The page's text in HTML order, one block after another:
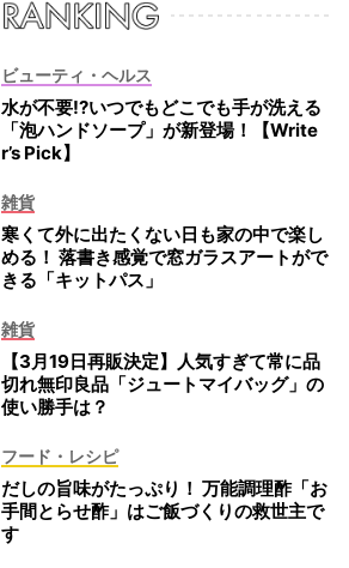
ビューティ・ヘルス
水が不要!?いつでもどこでも手が洗える
「泡ハンドソープ」が新登場！【Write
r’s Pick】
雑貨
寒くて外に出たくない日も家の中で楽し
める！ 落書き感覚で窓ガラスアートがで
きる「キットパス」
雑貨
【3月19日再販決定】人気すぎて常に品
切れ無印良品「ジュートマイバッグ」の
使い勝手は？
フード・レシピ
だしの旨味がたっぷり！ 万能調理酢「お
手間とらせ酢」はご飯づくりの救世主で
す